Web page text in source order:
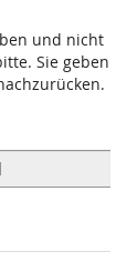
und nicht
Sie geben